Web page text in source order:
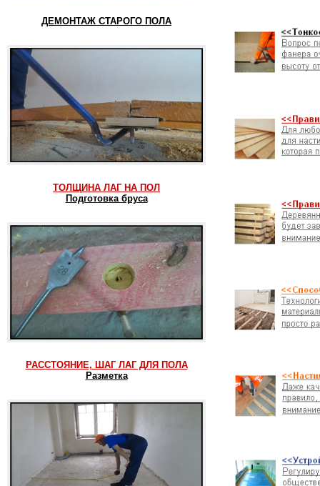
ДЕМОНТАЖ СТАРОГО ПОЛА
ТОЛЩИНА ЛАГ НА ПОЛ
Подготовка бруса
РАССТОЯНИЕ, ШАГ ЛАГ ДЛЯ ПОЛА
Разметка